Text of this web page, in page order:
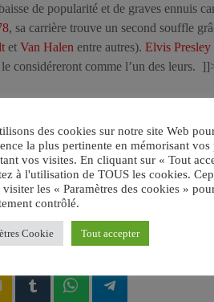
de popularité et de graves ennuis
, sa carrière trouve un second souffle
et Van Halen entre autres). Elvis Presley
le considéreront comme l’un des leurs.
BLUES ÉTATS-UNIS
des cookies sur notre site Web
la plus pertinente en mémorisant vos
vos visites. En cliquant sur « Tout
à l'utilisation de TOUS les cookies.
les « Paramètres des cookies »
contrôlé.
Cookie Tout accepter